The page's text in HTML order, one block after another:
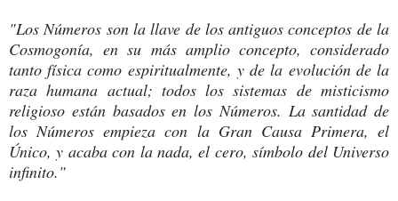
"Los Números son la llave de los antiguos conceptos de la
Cosmogonía, en su más amplio concepto, considerado
tanto física como espiritualmente, y de la evolución de la
raza humana actual; todos los sistemas de misticismo
religioso están basados en los Números. La santidad de
los Números empieza con la Gran Causa Primera, el
Único, y acaba con la nada, el cero, símbolo del Universo
infinito."